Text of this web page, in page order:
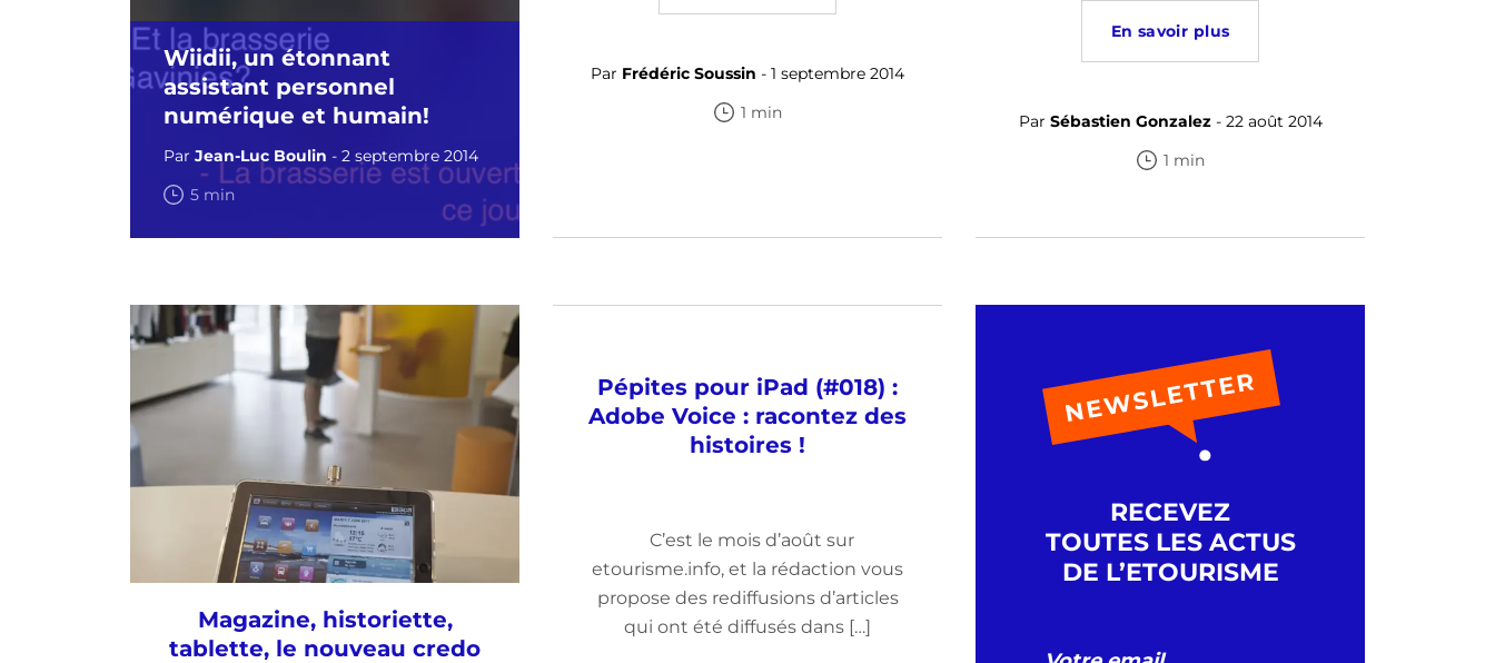
Wiidii, un étonnant
assistant personnel
numérique et humain!
Par Jean-Luc Boulin - 2 septembre 2014
5 min
Par Frédéric Soussin - 1 septembre 2014
1 min
En savoir plus
Par Sébastien Gonzalez- 22 août 2014
1 min
Magazine, historiette,
tablette, le nouveau credo
Pépites pour iPad (#018) :
Adobe Voice : racontez des
histoires !
C’est le mois d’août sur
etourisme.info, et la rédaction vous
propose des rediffusions d’articles
qui ont été diffusés dans […]
RECEVEZ
TOUTES LES ACTUS
DE L’ETOURISME